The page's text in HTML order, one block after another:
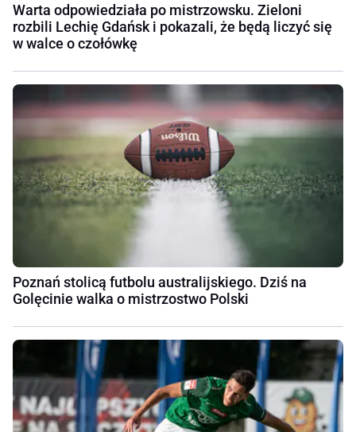
Warta odpowiedziała po mistrzowsku. Zieloni
rozbili Lechię Gdańsk i pokazali, że będą liczyć się
w walce o czołówkę
Poznań stolicą futbolu australijskiego. Dziś na
Golęcinie walka o mistrzostwo Polski